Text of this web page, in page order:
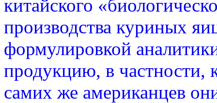
китайского
производства куриных
формулировкой
продукцию, в частности,
самих же американцев